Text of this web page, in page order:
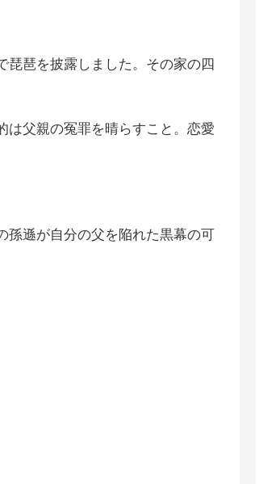
琵琶を披露しました。その家の四
は父親の冤罪を晴らすこと。恋愛
孫遜が自分の父を陥れた黒幕の可